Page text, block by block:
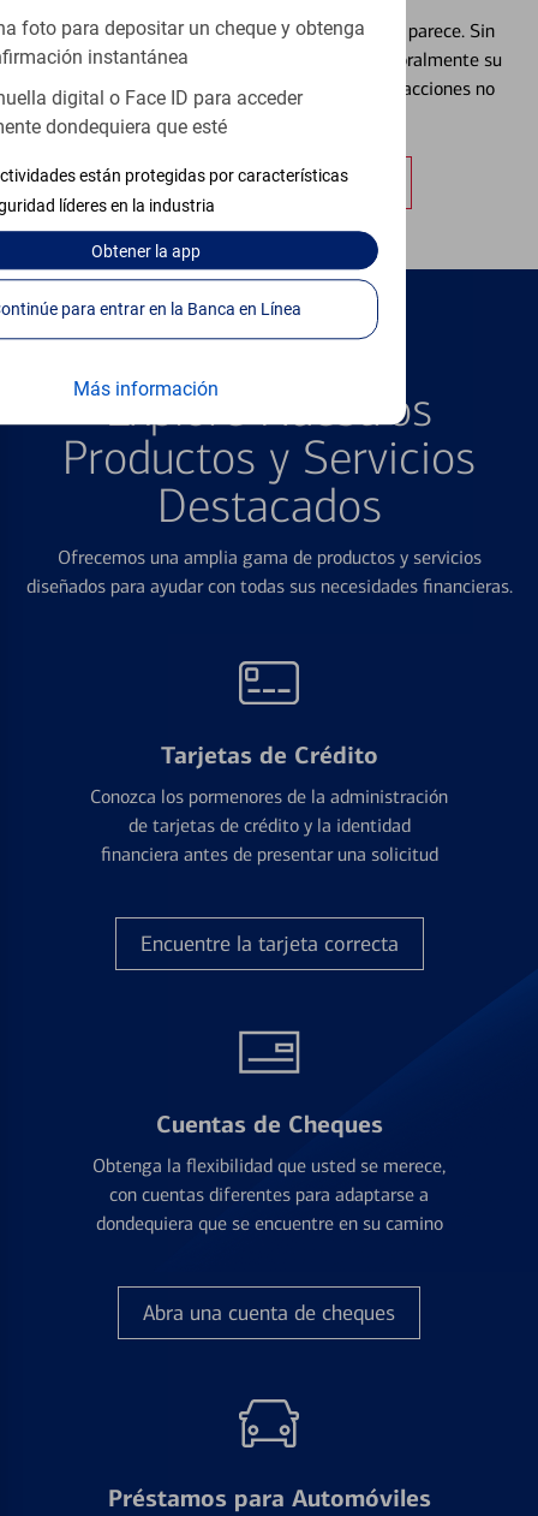
foto para depositar un cheque y obtenga
instantánea
digital o Face ID para acceder
dondequiera que esté
están protegidas por características
líderes en la industria
Obtenerla app
Continúe para entrar en la Banca en Línea
Más información
Extraviar una tarjeta es más común de lo que parece. Sin
embargo, puede bloquear y desbloquear temporalmente su
tarjeta de débito para ayudar a prevenir transacciones no
autorizadas.
Obtener más información
Explore Nuestros
Productos y Servicios
Destacados
Ofrecemos una amplia gama de productos y servicios
diseñados para ayudar con todas sus necesidades financieras.
Tarjetas de Crédito
Conozca los pormenores de la administración
de tarjetas de crédito y la identidad
financiera antes de presentar una solicitud
Encuentre la tarjeta correcta
Cuentas de Cheques
Obtenga la flexibilidad que usted se merece,
con cuentas diferentes para adaptarse a
dondequiera que se encuentre en su camino
Abra una cuenta de cheques
Préstamos para Automóviles